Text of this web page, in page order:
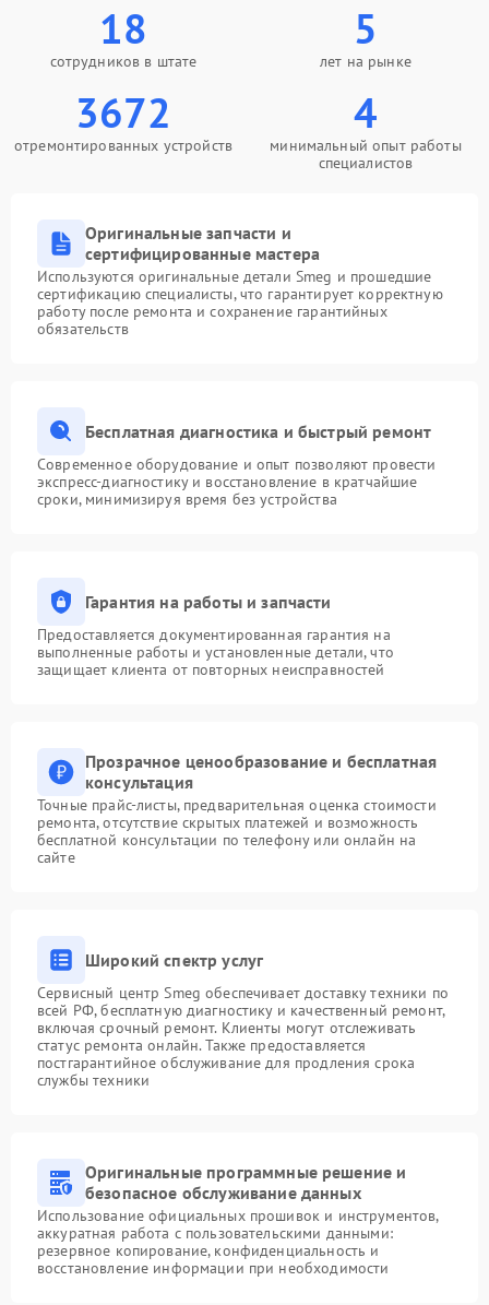
18
сотрудников в штате
5
лет на рынке
3672
отремонтированных устройств
4
минимальный опыт работы
специалистов
Оригинальные запчасти и
сертифицированные мастера
Используются оригинальные детали Smeg и прошедшие
сертификацию специалисты, что гарантирует корректную
работу после ремонта и сохранение гарантийных
обязательств
Бесплатная диагностика и быстрый ремонт
Современное оборудование и опыт позволяют провести
экспресс-диагностику и восстановление в кратчайшие
сроки, минимизируя время без устройства
Гарантия на работы и запчасти
Предоставляется документированная гарантия на
выполненные работы и установленные детали, что
защищает клиента от повторных неисправностей
Прозрачное ценообразование и бесплатная
консультация
Точные прайс-листы, предварительная оценка стоимости
ремонта, отсутствие скрытых платежей и возможность
бесплатной консультации по телефону или онлайн на
сайте
Широкий спектр услуг
Сервисный центр Smeg обеспечивает доставку техники по
всей РФ, бесплатную диагностику и качественный ремонт,
включая срочный ремонт. Клиенты могут отслеживать
статус ремонта онлайн. Также предоставляется
постгарантийное обслуживание для продления срока
службы техники
Оригинальные программные решение и
безопасное обслуживание данных
Использование официальных прошивок и инструментов,
аккуратная работа с пользовательскими данными:
резервное копирование, конфиденциальность и
восстановление информации при необходимости